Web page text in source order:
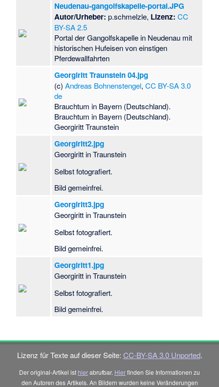
Neudenau-gangolfskapelle-portal.JPG
Autor/Urheber: p.schmelzle, Lizenz: CC
BY-SA 2.5
Portal der Gangolfskapelle in Neudenau mit
historischen Hufeisen von einstigen
Pferdewallfahrten
Georgiritt Traunstein 04.jpg
(c)Andreas Bohnenstengel,CC BY-SA 3.0
de
Brauchtum in Bayern (Deutschland).
Brauchtum in Bayern (Deutschland).
Georgiritt Traunstein
Georgiritt2.jpg
Georgiritt in Traunstein
Selbst fotografiert.
Bild gemeinfrei.
Georgiritt3.jpg
Georgiritt in Traunstein
Selbst fotografiert.
Bild gemeinfrei.
Georgiritt1.jpg
Georgiritt in Traunstein
Selbst fotografiert.
Bild gemeinfrei.
Lizenz für Texte auf dieser Seite: CC-BY-SA 3.0 Unported.
Der original-Artikel ist hierabrufbar. Hierfinden Sie Informationen zu
den Autoren des Artikels. An Bildern wurden keine Veränderungen